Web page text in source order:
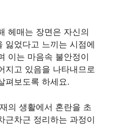
헤매는 장면은 자신의
잃었다고 느끼는 시점에
이는 마음속 불안정이
지고 있음을 나타내므로
펴보도록 하세요.
의 생활에서 혼란을 초
근차근 정리하는 과정이